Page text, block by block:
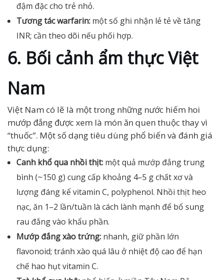
đậm đặc cho trẻ nhỏ.
Tương tác warfarin: một số ghi nhận lẻ tẻ về tăng
INR; cần theo dõi nếu phối hợp.
6. Bối cảnh ẩm thực Việt
Nam
Việt Nam có lẽ là một trong những nước hiếm hoi
mướp đắng được xem là món ăn quen thuộc thay vì
“thuốc”. Một số dạng tiêu dùng phổ biến và đánh giá
thực dụng:
Canh khổ qua nhồi thịt: một quả mướp đắng trung
bình (~150 g) cung cấp khoảng 4–5 g chất xơ và
lượng đáng kể vitamin C, polyphenol. Nhồi thịt heo
nạc, ăn 1–2 lần/tuần là cách lành mạnh để bổ sung
rau đắng vào khẩu phần.
Mướp đắng xào trứng: nhanh, giữ phần lớn
flavonoid; tránh xào quá lâu ở nhiệt độ cao để hạn
chế hao hụt vitamin C.